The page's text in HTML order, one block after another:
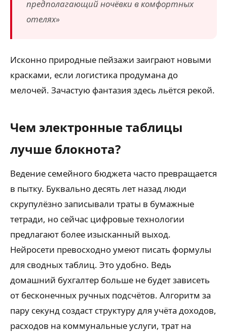
предполагающий ночёвки в комфортных
отелях»
Исконно природные пейзажи заиграют новыми
красками, если логистика продумана до
мелочей. Зачастую фантазия здесь льётся рекой.
Чем электронные таблицы
лучше блокнота?
Ведение семейного бюджета часто превращается
в пытку. Буквально десять лет назад люди
скрупулёзно записывали траты в бумажные
тетради, но сейчас цифровые технологии
предлагают более изысканный выход.
Нейросети превосходно умеют писать формулы
для сводных таблиц. Это удобно. Ведь
домашний бухгалтер больше не будет зависеть
от бесконечных ручных подсчётов. Алгоритм за
пару секунд создаст структуру для учёта доходов,
расходов на коммунальные услуги, трат на